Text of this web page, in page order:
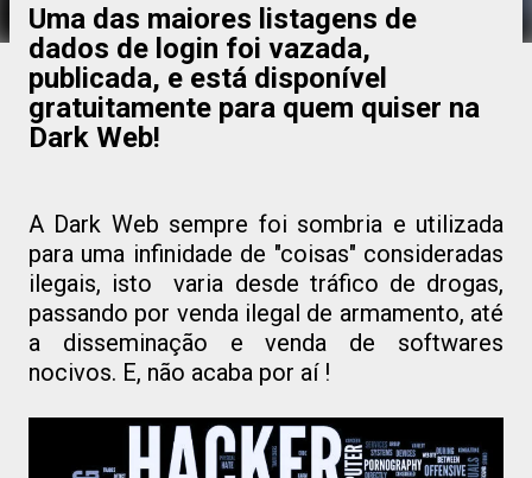
Uma das maiores listagens de
dados de login foi vazada,
publicada, e está disponível
gratuitamente para quem quiser na
Dark Web!
A Dark Web sempre foi sombria e utilizada
para uma infinidade de "coisas" consideradas
ilegais, isto varia desde tráfico de drogas,
passando por venda ilegal de armamento, até
a disseminação e venda de softwares
nocivos. E, não acaba por aí !